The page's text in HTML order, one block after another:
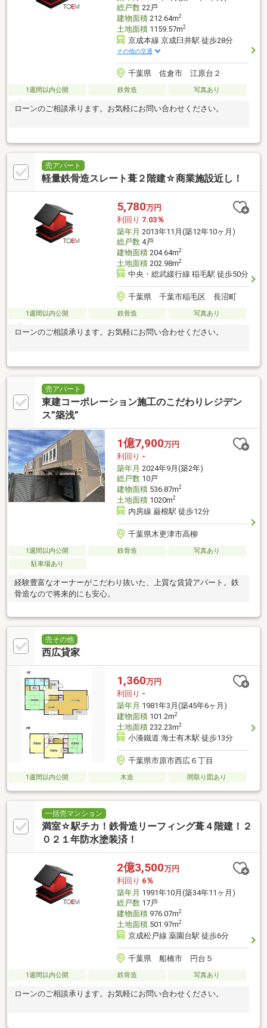
総戸数22戸
建物面積212.64m2
土地面積1159.57m2
京成本線 京成臼井駅 徒歩28分
その他の交通
千葉県 佐倉市 江原台２
1週間以内公開 鉄骨造 写真あり
ローンのご相談承ります。お気軽にお問い合わせください。
売アパート
軽量鉄骨造スレート葺２階建☆商業施設近し！
5,780万円
利回り 7.03％
築年月 2013年11月(築12年10ヶ月)
総戸数4戸
建物面積204.64m2
土地面積202.98m2
中央・総武緩行線 稲毛駅 徒歩50分
千葉県 千葉市稲毛区 長沼町
1週間以内公開 鉄骨造 写真あり
ローンのご相談承ります。お気軽にお問い合わせください。
売アパート
東建コーポレーション施工のこだわりレジデン
ス”築浅”
1億7,900万円
利回り -
築年月 2024年9月(築2年)
総戸数10戸
建物面積536.87m2
土地面積1020m2
内房線 巌根駅 徒歩12分
千葉県木更津市高柳
1週間以内公開 鉄骨造
写真あり
駐車場あり
経験豊富なオーナーがこだわり抜いた、上質な賃貸アパート。鉄
骨造なので将来的にも安心。
売その他
西広貸家
1,360万円
利回り -
築年月 1981年3月(築45年6ヶ月)
建物面積101.2m2
土地面積232.23m2
小湊鐵道 海士有木駅 徒歩13分
千葉県市原市西広６丁目
1週間以内公開 木造 間取り図あり
一括売マンション
満室☆駅チカ！鉄骨造リーフィング葺４階建！２
０２１年防水塗装済！
2億3,500万円
利回り 6％
築年月 1991年10月(築34年11ヶ月)
総戸数17戸
建物面積976.07m2
土地面積501.97m2
京成松戸線 薬園台駅 徒歩6分
千葉県 船橋市 円台５
1週間以内公開 鉄骨造 写真あり
ローンのご相談承ります。お気軽にお問い合わせください。